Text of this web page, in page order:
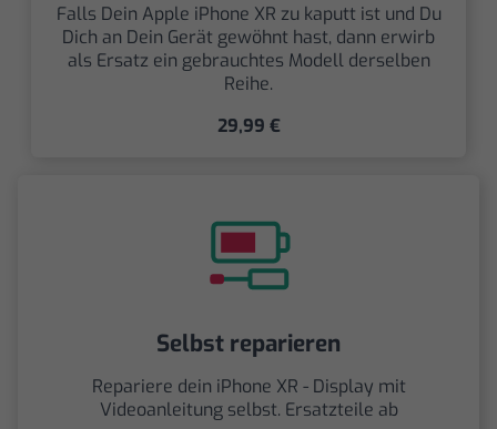
Falls Dein Apple iPhone XR zu kaputt ist und Du
Dich an Dein Gerät gewöhnt hast, dann erwirb
als Ersatz ein gebrauchtes Modell derselben
Reihe.
29,99 €
Selbst reparieren
Repariere dein iPhone XR - Display mit
Videoanleitung selbst. Ersatzteile ab